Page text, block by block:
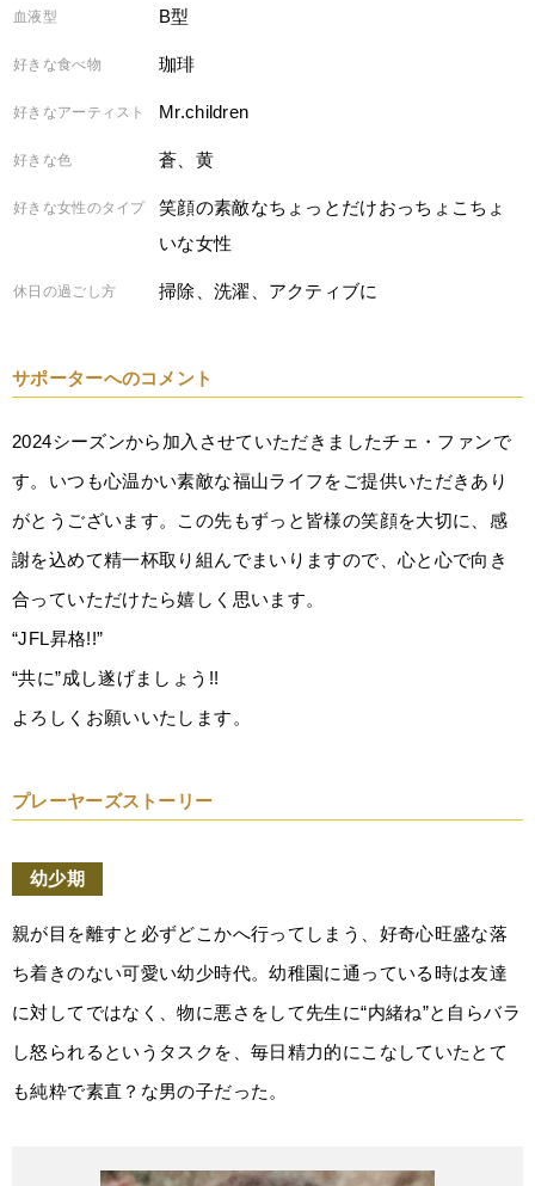
血液型 B型
好きな食べ物 珈琲
好きなアーティスト Mr.children
好きな色 蒼、黄
好きな女性のタイプ
笑顔の素敵なちょっとだけおっちょこちょ
いな女性
休日の過ごし方 掃除、洗濯、アクティブに
サポーターへのコメント
2024シーズンから加入させていただきましたチェ・ファンで
す。いつも心温かい素敵な福山ライフをご提供いただきあり
がとうございます。この先もずっと皆様の笑顔を大切に、感
謝を込めて精一杯取り組んでまいりますので、心と心で向き
合っていただけたら嬉しく思います。
“JFL昇格!!”
“共に”成し遂げましょう!!
よろしくお願いいたします。
プレーヤーズストーリー
幼少期
親が目を離すと必ずどこかへ行ってしまう、好奇心旺盛な落
ち着きのない可愛い幼少時代。幼稚園に通っている時は友達
に対してではなく、物に悪さをして先生に“内緒ね”と自らバラ
し怒られるというタスクを、毎日精力的にこなしていたとて
も純粋で素直？な男の子だった。